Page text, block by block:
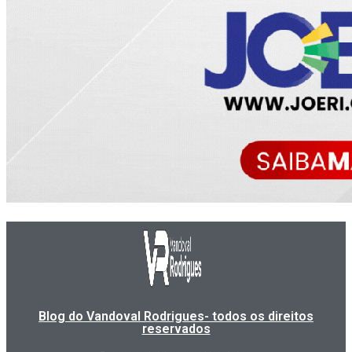
Blog do Vandoval Rodrigues- todos os direitos
reservados